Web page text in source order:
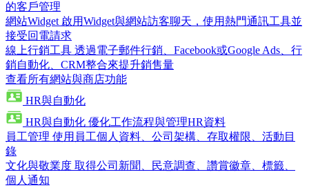
的客戶管理
網站Widget 啟用Widget與網站訪客聊天，使用熱門通訊工具並
接受回電請求
線上行銷工具 透過電子郵件行銷、Facebook或Google Ads、行
銷自動化、CRM整合來提升銷售量
查看所有網站與商店功能
HR與自動化
HR與自動化 優化工作流程與管理HR資料
員工管理 使用員工個人資料、公司架構、存取權限、活動目
錄
文化與敬業度 取得公司新聞、民意調查、讚賞徽章、標籤、
個人通知